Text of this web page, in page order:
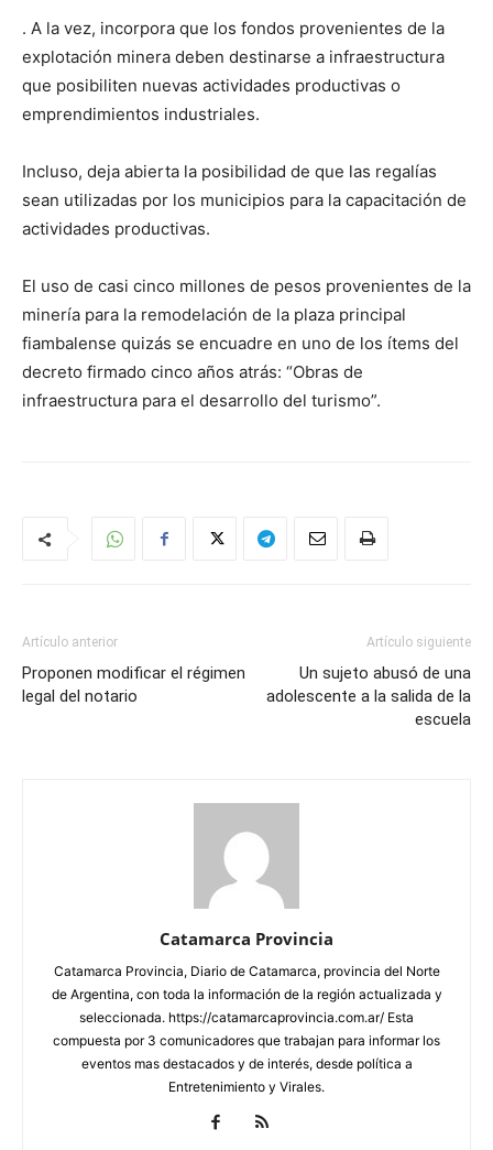
. A la vez, incorpora que los fondos provenientes de la
explotación minera deben destinarse a infraestructura
que posibiliten nuevas actividades productivas o
emprendimientos industriales.
Incluso, deja abierta la posibilidad de que las regalías
sean utilizadas por los municipios para la capacitación de
actividades productivas.
El uso de casi cinco millones de pesos provenientes de la
minería para la remodelación de la plaza principal
fiambalense quizás se encuadre en uno de los ítems del
decreto firmado cinco años atrás: “Obras de
infraestructura para el desarrollo del turismo”.
Artículo anterior
Proponen modificar el régimen
legal del notario
Artículo siguiente
Un sujeto abusó de una
adolescente a la salida de la
escuela
Catamarca Provincia
Catamarca Provincia, Diario de Catamarca, provincia del Norte
de Argentina, con toda la información de la región actualizada y
seleccionada. https://catamarcaprovincia.com.ar/ Esta
compuesta por 3 comunicadores que trabajan para informar los
eventos mas destacados y de interés, desde política a
Entretenimiento y Virales.